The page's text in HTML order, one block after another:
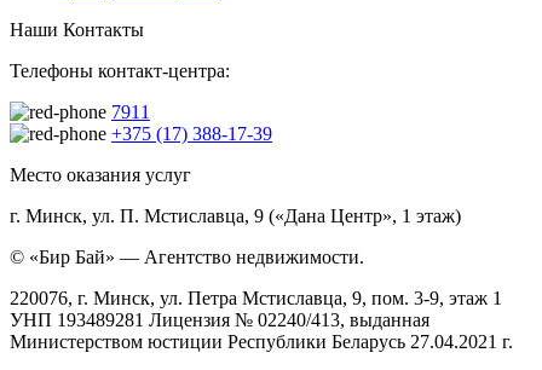
Наши Контакты
Телефоны контакт-центра:
7911
+375 (17) 388-17-39
Место оказания услуг
г. Минск, ул. П. Мстиславца, 9 («Дана Центр», 1 этаж)
© «Бир Бай» — Агентство недвижимости.
220076, г. Минск, ул. Петра Мстиславца, 9, пом. 3-9, этаж 1
УНП 193489281 Лицензия № 02240/413, выданная
Министерством юстиции Республики Беларусь 27.04.2021 г.